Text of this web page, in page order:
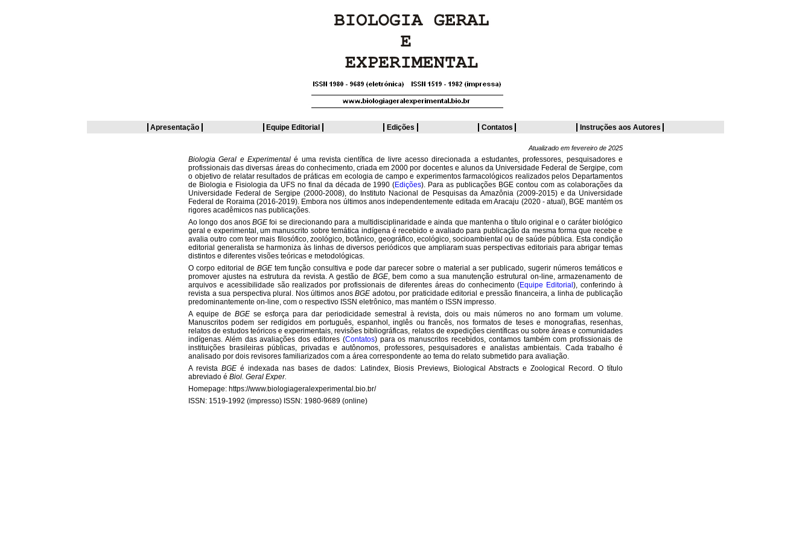
Apresentação Equipe Editorial Edições Contatos Instruções aos Autores
Atualizado em fevereiro de 2025
Biologia Geral e Experimentalé uma revista científica de livre acesso direcionada a estudantes, professores, pesquisadores e
profissionais das diversas áreas do conhecimento, criada em 2000 por docentes e alunos da Universidade Federal de Sergipe, com
o objetivo de relatar resultados de práticas em ecologia de campo e experimentos farmacológicos realizados pelos Departamentos
de Biologia e Fisiologia da UFS no final da década de 1990 (Edições). Para as publicações BGE contou com as colaborações da
Universidade Federal de Sergipe (2000-2008), do Instituto Nacional de Pesquisas da Amazônia (2009-2015) e da Universidade
Federal de Roraima (2016-2019). Embora nos últimos anos independentemente editada em Aracaju (2020 - atual), BGE mantém os
rigores acadêmicos nas publicações.
Ao longo dos anosBGE foi se direcionando para a multidisciplinaridade e ainda que mantenha o título original e o caráter biológico
geral e experimental, um manuscrito sobre temática indígena é recebido e avaliado para publicação da mesma forma que recebe e
avalia outro com teor mais filosófico, zoológico, botânico, geográfico, ecológico, socioambiental ou de saúde pública. Esta condição
editorial generalista se harmoniza às linhas de diversos periódicos que ampliaram suas perspectivas editoriais para abrigar temas
distintos e diferentes visões teóricas e metodológicas.
O corpo editorial de BGEtem função consultiva e pode dar parecer sobre o material a ser publicado, sugerir números temáticos e
promover ajustes na estrutura da revista. A gestão de BGE, bem como a sua manutenção estrutural on-line, armazenamento de
arquivos e acessibilidade são realizados por profissionais de diferentes áreas do conhecimento (Equipe Editorial), conferindo à
revista a sua perspectiva plural. Nos últimos anosBGE adotou, por praticidade editorial e pressão financeira, a linha de publicação
predominantemente on-line, com o respectivo ISSN eletrônico, mas mantém o ISSN impresso.
A equipe de BGEse esforça para dar periodicidade semestral à revista, dois ou mais números no ano formam um volume.
Manuscritos podem ser redigidos em português, espanhol, inglês ou francês, nos formatos de teses e monografias, resenhas,
relatos de estudos teóricos e experimentais, revisões bibliográficas, relatos de expedições científicas ou sobre áreas e comunidades
indígenas. Além das avaliações dos editores (Contatos) para os manuscritos recebidos, contamos também com profissionais de
instituições brasileiras públicas, privadas e autônomos, professores, pesquisadores e analistas ambientais. Cada trabalho é
analisado por dois revisores familiarizados com a área correspondente ao tema do relato submetido para avaliação.
A revistaBGE é indexada nas bases de dados: Latindex, Biosis Previews, Biological Abstracts e Zoological Record. O título
abreviado é Biol. Geral Exper.
Homepage: https://www.biologiageralexperimental.bio.br/
ISSN: 1519-1992 (impresso) ISSN: 1980-9689 (online)